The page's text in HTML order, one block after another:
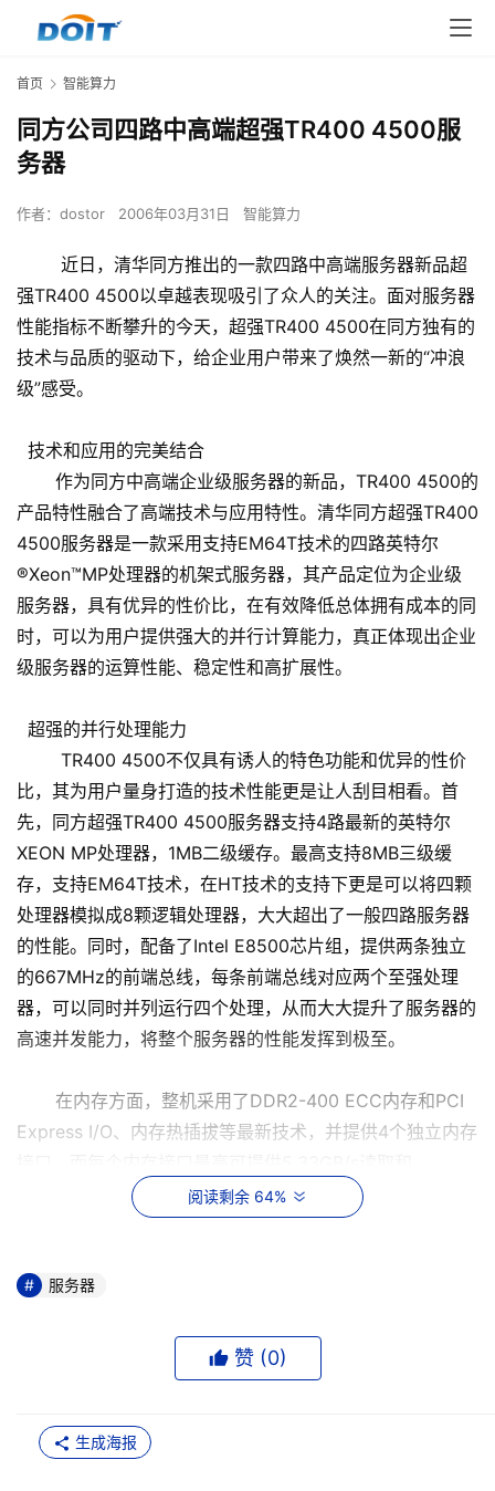
首页 智能算力
同方公司四路中高端超强TR400 4500服
务器
作者： dostor 2006年03月31日 智能算力
近日，清华同方推出的一款四路中高端服务器新品超
强TR400 4500以卓越表现吸引了众人的关注。面对服务器
性能指标不断攀升的今天，超强TR400 4500在同方独有的
技术与品质的驱动下，给企业用户带来了焕然一新的“冲浪
级”感受。
技术和应用的完美结合
作为同方中高端企业级服务器的新品，TR400 4500的
产品特性融合了高端技术与应用特性。清华同方超强TR400
4500服务器是一款采用支持EM64T技术的四路英特尔
®Xeon™MP处理器的机架式服务器，其产品定位为企业级
服务器，具有优异的性价比，在有效降低总体拥有成本的同
时，可以为用户提供强大的并行计算能力，真正体现出企业
级服务器的运算性能、稳定性和高扩展性。
超强的并行处理能力
TR400 4500不仅具有诱人的特色功能和优异的性价
比，其为用户量身打造的技术性能更是让人刮目相看。首
先，同方超强TR400 4500服务器支持4路最新的英特尔
XEON MP处理器，1MB二级缓存。最高支持8MB三级缓
存，支持EM64T技术，在HT技术的支持下更是可以将四颗
处理器模拟成8颗逻辑处理器，大大超出了一般四路服务器
的性能。同时，配备了Intel E8500芯片组，提供两条独立
的667MHz的前端总线，每条前端总线对应两个至强处理
器，可以同时并列运行四个处理，从而大大提升了服务器的
高速并发能力，将整个服务器的性能发挥到极至。
在内存方面，整机采用了DDR2-400 ECC内存和PCI
Express I/O、内存热插拔等最新技术，并提供4个独立内存
2.66GB/s写入带宽，使TR400 4500具有了强大的数据缓
冲性能和极高的可用性，可以充分满足各种关键性应用对于
精湛的工艺设计加上卓越的技术特性，使同方超强
畴，而强大的扩展和冗余能力，将带给企业用户一种前所未
阅读剩余 64%
服务器
赞 (0)
生成海报